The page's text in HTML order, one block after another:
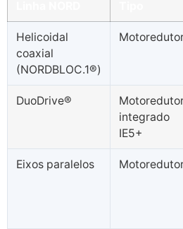
Helicoidal
coaxial
(NORDBLOC.1®)
DuoDrive®
integrado
IE5+
Eixos paralelos